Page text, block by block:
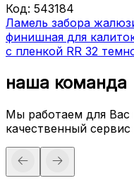
Код: 543184
Ламель забора
финишная для
с пленкой RR 32
наша команда
Мы работаем для
качественный